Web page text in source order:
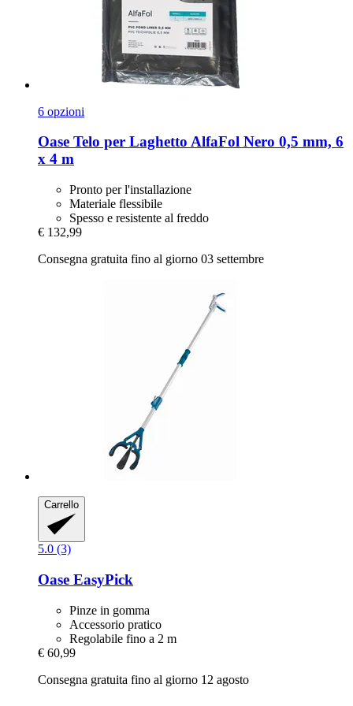
6 opzioni
Oase Telo per Laghetto AlfaFol Nero 0,5 mm, 6
x 4 m
Pronto per l'installazione
Materiale flessibile
Spesso e resistente al freddo
€ 132,99
Consegna gratuita fino al giorno 03 settembre
Carrello
5.0 (3)
Oase EasyPick
Pinze in gomma
Accessorio pratico
Regolabile fino a 2 m
€ 60,99
Consegna gratuita fino al giorno 12 agosto